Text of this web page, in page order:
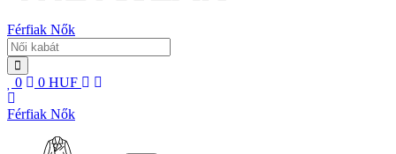
Férfiak Nők
0 0 HUF
Férfiak Nők